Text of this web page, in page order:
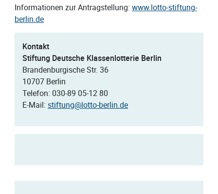
Informationen zur Antragstellung: www.lotto-stiftung-
berlin.de
Kontakt
Stiftung Deutsche Klassenlotterie Berlin
Brandenburgische Str. 36
10707 Berlin
Telefon: 030-89 05-12 80
E-Mail: stiftung@lotto-berlin.de